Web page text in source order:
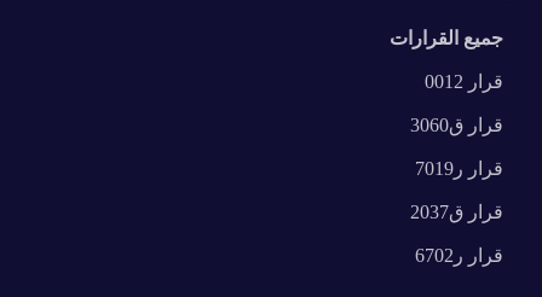
جميع القرارات
قرار 0012
قرار ق3060
قرار ر7019
قرار ق2037
قرار ر6702